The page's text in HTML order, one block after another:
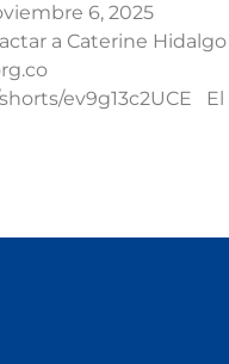
6, 2025
a Caterine Hidalgo
ev9g13c2UCE El